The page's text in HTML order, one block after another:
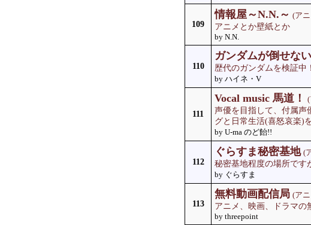
109
情報屋～N.N.～ (ア
アニメとか壁紙とか
by N.N.
110
ガンダムが倒せない
歴代のガンダムを検証中
by ハイネ・V
111
Vocal music 馬道！
声優を目指して、付属声
グと日常生活(喜怒哀楽)
by U-ma のど飴!!
112
ぐらすま秘密基地 (
秘密基地程度の場所です
by ぐらすま
113
無料動画配信局 (ア
アニメ、映画、ドラマの
by threepoint